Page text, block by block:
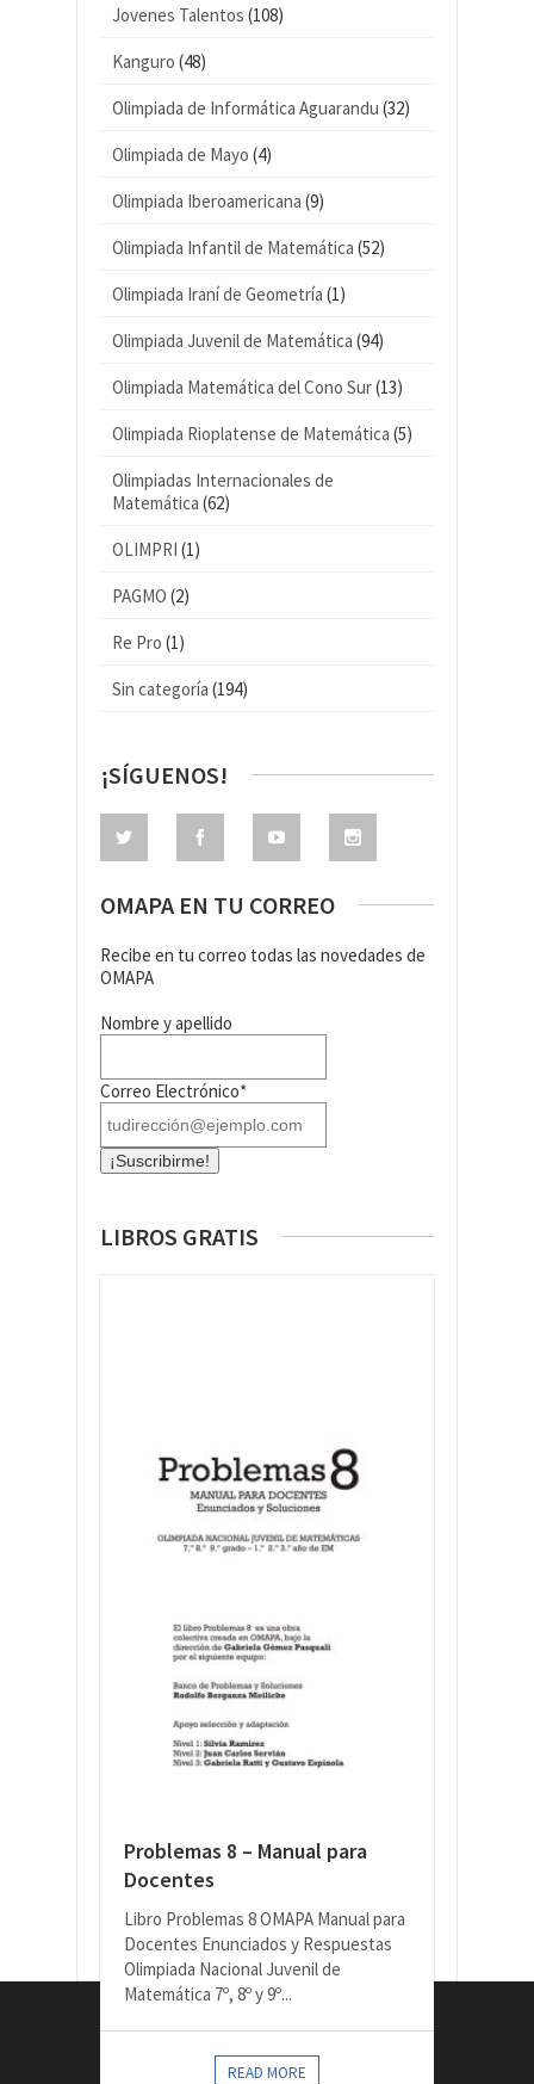
Jovenes Talentos (108)
Kanguro (48)
Olimpiada de Informática Aguarandu (32)
Olimpiada de Mayo (4)
Olimpiada Iberoamericana (9)
Olimpiada Infantil de Matemática (52)
Olimpiada Iraní de Geometría (1)
Olimpiada Juvenil de Matemática (94)
Olimpiada Matemática del Cono Sur(13)
Olimpiada Rioplatense de Matemática (5)
Olimpiadas Internacionales de
Matemática (62)
OLIMPRI (1)
PAGMO (2)
Re Pro (1)
Sin categoría (194)
¡SÍGUENOS!
OMAPA EN TU CORREO
Recibe en tu correo todas las novedades de
OMAPA
Nombre y apellido
Correo Electrónico*
LIBROS GRATIS
Problemas 8 – Manual para
Docentes
Libro Problemas 8 OMAPA Manual para
Docentes Enunciados y Respuestas
Olimpiada Nacional Juvenil de
Matemática 7º, 8º y 9º...
READ MORE